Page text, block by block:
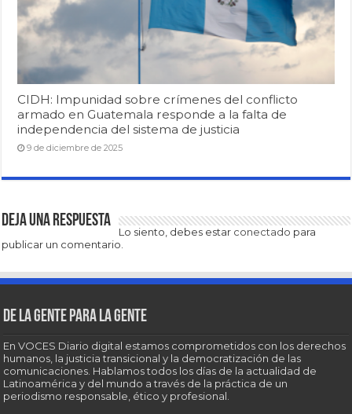
CIDH: Impunidad sobre crímenes del conflicto
armado en Guatemala responde a la falta de
independencia del sistema de justicia
9 de diciembre de 2025
Deja una respuesta
Lo siento, debes estar conectado para
publicar un comentario.
De la gente para la gente
En VOCES Diario digital estamos comprometidos con los derechos
humanos, la justicia transicional y la democratización de las
comunicaciones. Hablamos todos los días de la actualidad de
Latinoamérica y del mundo a través de la práctica de un
periodismo responsable, ético y profesional.